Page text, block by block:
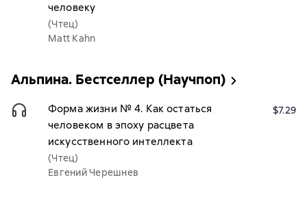
человеку
(Чтец)
Matt Kahn
Альпина. Бестселлер (Научпоп)
Форма жизни № 4. Как остаться
человеком в эпоху расцвета
искусственного интеллекта
(Чтец)
Евгений Черешнев
$7.29